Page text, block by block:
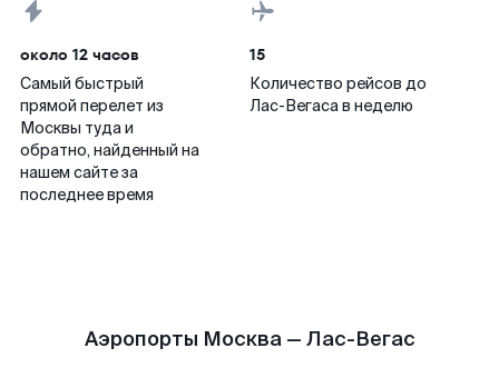
около 12 часов
Самый быстрый
прямой перелет из
Москвы туда и
обратно, найденный на
нашем сайте за
последнее время
15
Количество рейсов до
Лас-Вегаса в неделю
Аэропорты Москва — Лас-Вегас